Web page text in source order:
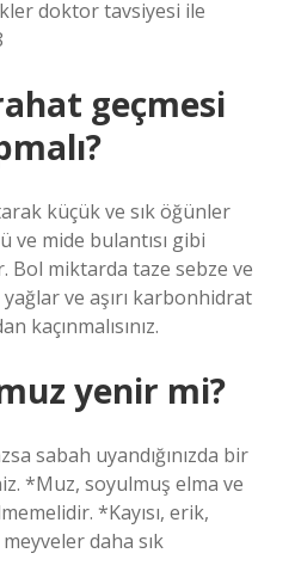
doktor tavsiyesi ile
geçmesi
küçük ve sık öğünler
ve mide bulantısı gibi
Bol miktarda taze sebze ve
ve aşırı karbonhidrat
kaçınmalısınız.
yenir mi?
sabah uyandığınızda bir
*Muz, soyulmuş elma ve
*Kayısı, erik,
daha sık